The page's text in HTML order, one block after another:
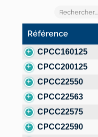
Référence
Référence
CPCC160125
CPCC200125
CPCC22550
CPCC22563
CPCC22575
CPCC22590